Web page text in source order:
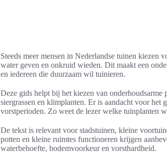
Steeds meer mensen in Nederlandse tuinen kiezen
water geven en onkruid wieden. Dit maakt een
en iedereen die duurzaam wil tuinieren.
Deze gids helpt bij het kiezen van
siergrassen en klimplanten. Er is aandacht voor het
vorstperioden. Zo weet de lezer welke tuinplanten
De tekst is relevant voor stadstuinen, kleine
potten en kleine ruimtes functioneren krijgen
waterbehoefte, bodemvoorkeur en vorsthardheid.